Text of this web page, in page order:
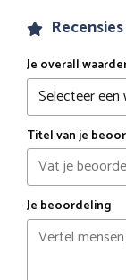
Je overall
Titel van je
Je beoordeling